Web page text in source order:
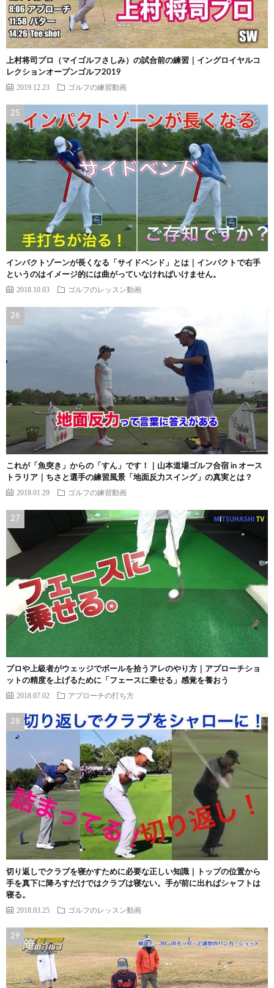
上村将司プロ（マイゴルフさしみ）の試合前の練習｜イングロイヤルコ
レクションオープンゴルフ2019
2019.12.23 ゴルフの練習動画
インパクトゾーンが長くなる「サイドベンド」とは｜インパクトで右手
というのはイメージ的には曲がっていなければいけません。
2018.10.03 ゴルフのレッスン動画
これが「魚突き」からの「すん」です！｜山本道場ゴルフ合宿 in オース
トラリア｜ちさと選手の練習風景「地面反力スイング」の真実とは？
2018.01.29 ゴルフの練習動画
プロや上級者がウェッジでボールを拾うアレのやり方｜アプローチショ
ットの精度を上げるために「フェースに乗せる」感覚を養おう
2018.07.02 アプローチの打ち方
切り返しでクラブを寝かすために必要な正しい知識｜トップの位置から
手を真下に降ろすだけではクラブは寝ない。手が前に出ればシャフトは
寝る。
2018.03.25 ゴルフのレッスン動画